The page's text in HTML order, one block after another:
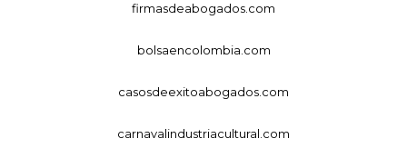
firmasdeabogados.com
bolsaencolombia.com
casosdeexitoabogados.com
carnavalindustriacultural.com